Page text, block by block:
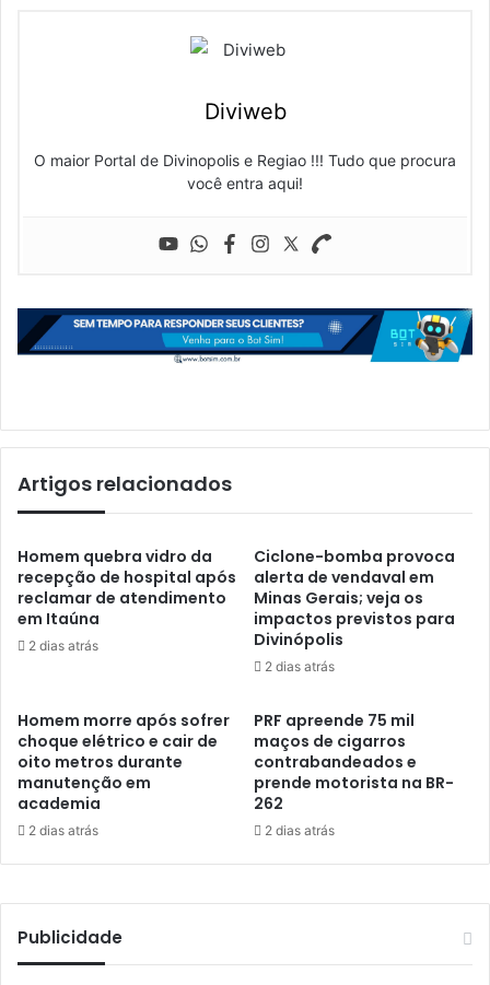
Diviweb
O maior Portal de Divinopolis e Regiao !!! Tudo que procura
você entra aqui!
Artigos relacionados
Homem quebra vidro da
recepção de hospital após
reclamar de atendimento
em Itaúna
2 dias atrás
Ciclone-bomba provoca
alerta de vendaval em
Minas Gerais; veja os
impactos previstos para
Divinópolis
2 dias atrás
Homem morre após sofrer
choque elétrico e cair de
oito metros durante
manutenção em
academia
2 dias atrás
PRF apreende 75 mil
maços de cigarros
contrabandeados e
prende motorista na BR-
262
2 dias atrás
Publicidade